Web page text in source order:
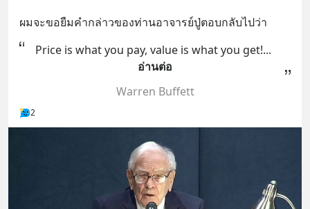
ผมจะขอยืมคำกล่าวของท่านอาจารย์ปู่ตอบกลับไปว่า
Price is what you pay, value is what you get!
อ่านต่อ
Warren Buffett
2